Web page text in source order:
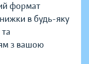
формат
в будь-яку
з вашою